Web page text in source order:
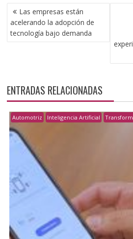
NAVEGACIÓN
DE
ENTRADAS
Las empresas están
acelerando la adopción de
tecnología bajo demanda
ENTRADAS RELACIONADAS
Automotriz Inteligencia Artificial